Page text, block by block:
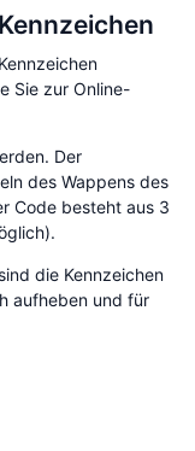
Sie zur Online-
Der
des Wappens des
Code besteht aus 3
die Kennzeichen
aufheben und für